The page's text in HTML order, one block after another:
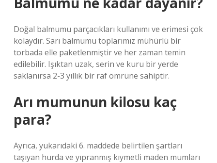
Doğal balmumu parçacıkları kullanımı ve erimesi çok
kolaydır. Sarı balmumu toplarımız mühürlü bir
torbada elle paketlenmiştir ve her zaman temin
edilebilir. Işıktan uzak, serin ve kuru bir yerde
saklanırsa 2-3 yıllık bir raf ömrüne sahiptir.
Arı mumunun kilosu kaç
para?
Ayrıca, yukarıdaki 6. maddede belirtilen şartları
taşıyan hurda ve yıpranmış kıymetli maden mumları